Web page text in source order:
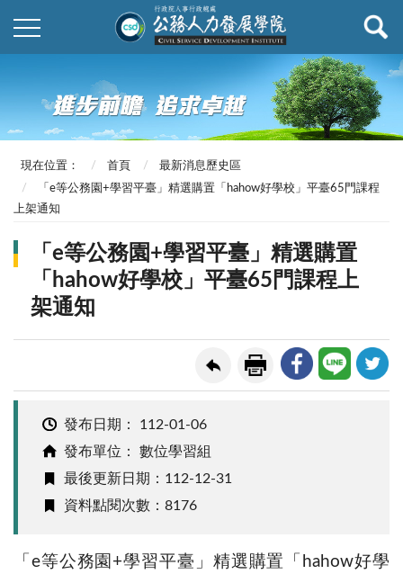
現在位置： 首頁
最新消息歷史區
「e等公務園+學習平臺」精選購置「hahow好學校」平臺65門課程
上架通知
「e等公務園+學習平臺」精選購置
「hahow好學校」平臺65門課程上
架通知
發布日期： 112-01-06
發布單位： 數位學習組
最後更新日期：112-12-31
資料點閱次數：8176
「e等公務園+學習平臺」精選購置「 hahow好學